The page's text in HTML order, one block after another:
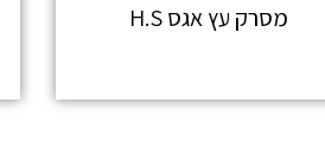
מסרק עץ אגס H.S